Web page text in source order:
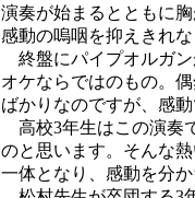
演奏が始まるとともに
感動の嗚咽を抑えきれ
終盤にパイプオルガン
オケならではのもの。偶
ばかりなのですが、感
高校3年生はこの演奏
のと思います。そんな
一体となり、感動を分か